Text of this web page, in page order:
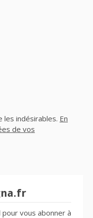
les indésirables. En
de vos
vous abonner à